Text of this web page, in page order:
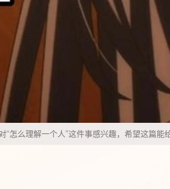
么理解一个人”这件事感兴趣，希望这篇能